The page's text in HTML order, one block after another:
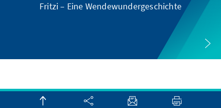
Fritzi – Eine Wendewundergeschichte